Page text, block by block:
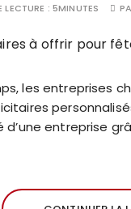
LECTURE : 5MINUTES
les entreprises
d’une entreprise